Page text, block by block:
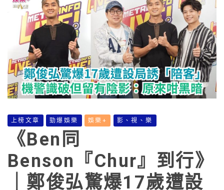
上榜文章 勁爆娛樂 娛樂+ 影、視、樂
《Ben同
Benson『Chur』到行》
｜鄭俊弘驚爆17歲遭設